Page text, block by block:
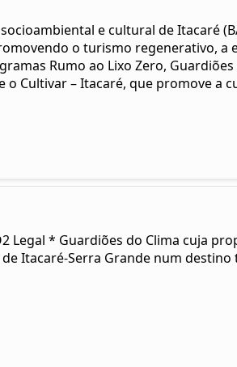
e cultural de Itacaré
o turismo regenerativo, a
Rumo ao Lixo Zero, Guardiões
o Cultivar – Itacaré, que promove a
Legal * Guardiões do Clima cuja
Itacaré-Serra Grande num